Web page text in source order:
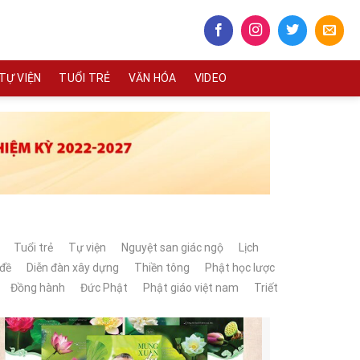
TỰ VIỆN TUỔI TRẺ VĂN HÓA VIDEO
Tuổi trẻ Tự viện Nguyệt san giác ngộ
Lịch
Diễn đàn xây dựng Thiền tông
Phật học lược
Đồng hành Đức Phật Phật giáo việt nam
Triết